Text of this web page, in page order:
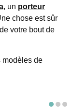
, un porteur
chose est sûr
votre bout de
modèles de